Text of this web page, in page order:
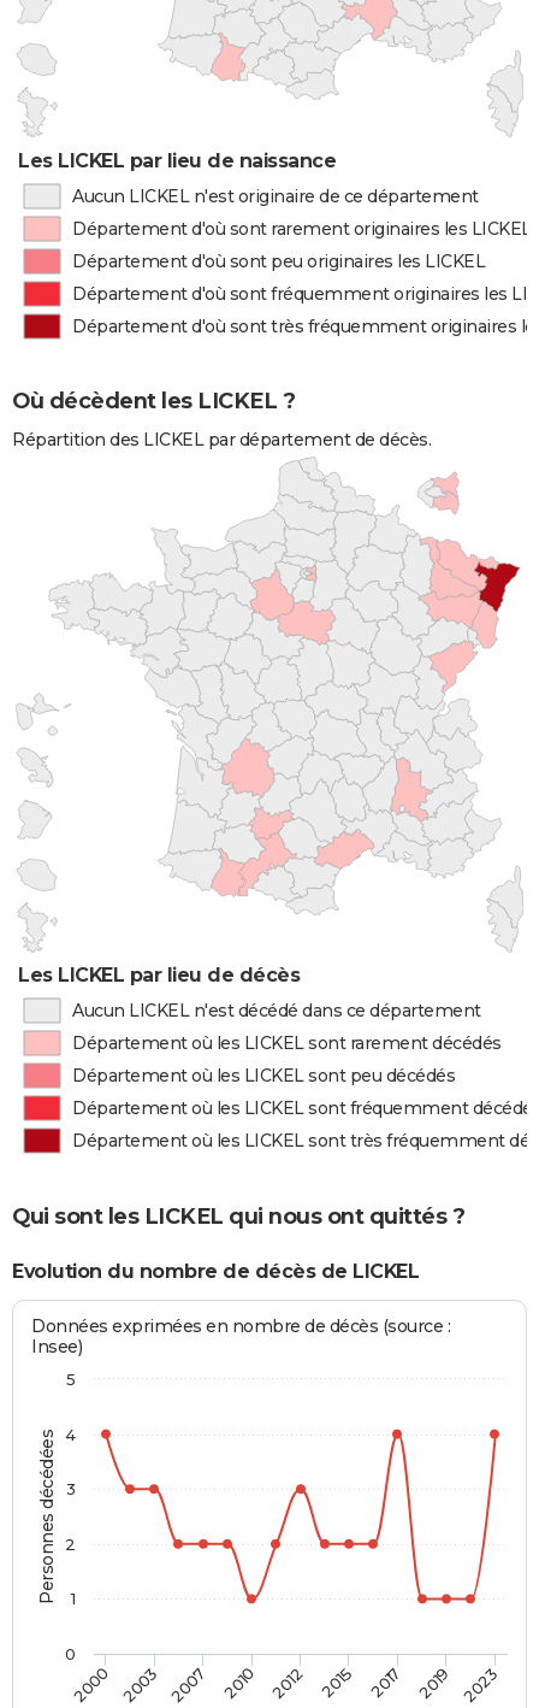
Les LICKEL par lieu de naissance
Aucun LICKEL n'est originaire de ce département
Département d'où sont rarement originaires les LICKEL
Département d'où sont peu originaires les LICKEL
Département d'où sont fréquemment originaires les
Département d'où sont très fréquemment originaires
Où décèdent les LICKEL ?
Répartition des LICKEL par département de décès.
Les LICKEL par lieu de décès
Aucun LICKEL n'est décédé dans ce département
Département où les LICKEL sont rarement décédés
Département où les LICKEL sont peu décédés
Département où les LICKEL sont fréquemment
Département où les LICKEL sont très fréquemment
Qui sont les LICKEL qui nous ont quittés ?
Evolution du nombre de décès de LICKEL
Personnes décédées
Données exprimées en nombre de décès (source :
Insee)
2000 2003 2007 2010 2012 2015 2017 2019 2023
0
1
2
3
4
5